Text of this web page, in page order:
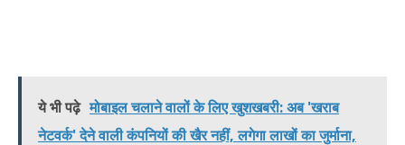
ये भी पढ़े मोबाइल चलाने वालों के लिए खुशखबरी: अब 'खराब
नेटवर्क' देने वाली कंपनियों की खैर नहीं, लगेगा लाखों का जुर्माना,